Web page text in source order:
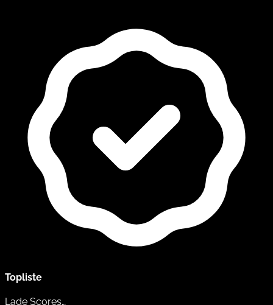
Topliste
Lade Scores…